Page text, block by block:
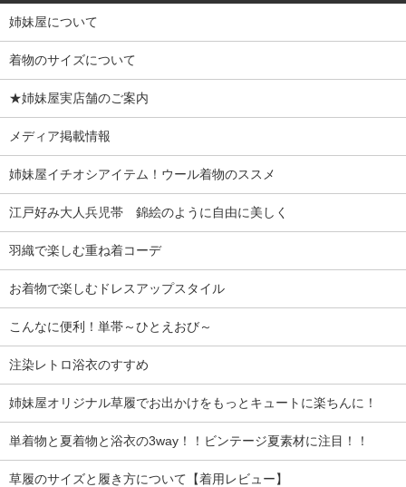
姉妹屋について
着物のサイズについて
★姉妹屋実店舗のご案内
メディア掲載情報
姉妹屋イチオシアイテム！ウール着物のススメ
江戸好み大人兵児帯 錦絵のように自由に美しく
羽織で楽しむ重ね着コーデ
お着物で楽しむドレスアップスタイル
こんなに便利！単帯～ひとえおび～
注染レトロ浴衣のすすめ
姉妹屋オリジナル草履でお出かけをもっとキュートに楽ちんに！
単着物と夏着物と浴衣の3way！！ビンテージ夏素材に注目！！
草履のサイズと履き方について【着用レビュー】